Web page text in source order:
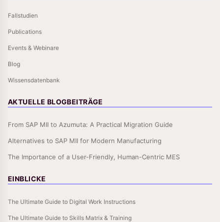
Fallstudien
Publications
Events & Webinare
Blog
Wissensdatenbank
AKTUELLE BLOGBEITRÄGE
From SAP MII to Azumuta: A Practical Migration Guide
Alternatives to SAP MII for Modern Manufacturing
The Importance of a User-Friendly, Human-Centric MES
EINBLICKE
The Ultimate Guide to Digital Work Instructions
The Ultimate Guide to Skills Matrix & Training